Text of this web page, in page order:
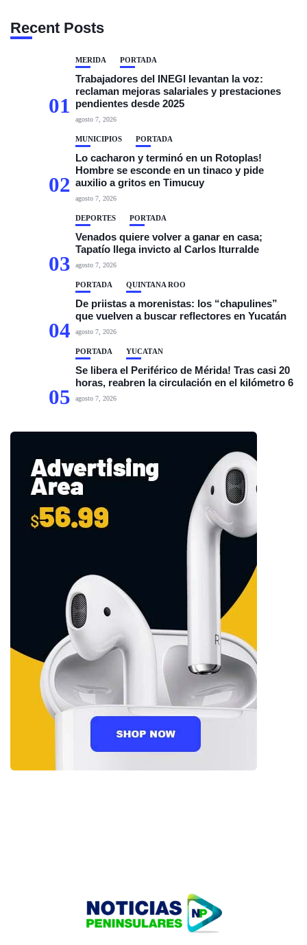
Recent Posts
01
MÉRIDA PORTADA
Trabajadores del INEGI levantan la voz:
reclaman mejoras salariales y prestaciones
pendientes desde 2025
agosto 7, 2026
02
MUNICIPIOS PORTADA
Lo cacharon y terminó en un Rotoplas!
Hombre se esconde en un tinaco y pide
auxilio a gritos en Timucuy
agosto 7, 2026
03
DEPORTES PORTADA
Venados quiere volver a ganar en casa;
Tapatío llega invicto al Carlos Iturralde
agosto 7, 2026
04
PORTADA QUINTANA ROO
De priistas a morenistas: los “chapulines”
que vuelven a buscar reflectores en Yucatán
agosto 7, 2026
05
PORTADA YUCATÁN
Se libera el Periférico de Mérida! Tras casi 20
horas, reabren la circulación en el kilómetro 6
agosto 7, 2026